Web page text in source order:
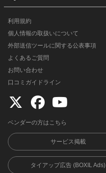
利用規約
個人情報の取扱いについて
外部送信ツールに関する公表事項
よくあるご質問
お問い合わせ
口コミガイドライン
ベンダーの方はこちら
サービス掲載
タイアップ広告 (BOXIL Ads)